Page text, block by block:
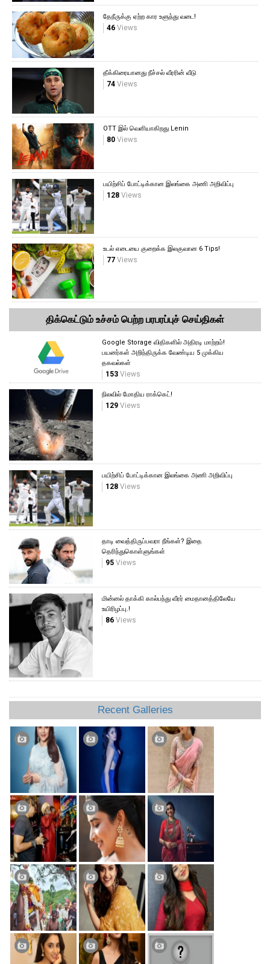
தேநீருக்கு ஏற்ற கார உளுந்து வடை!
46Views
தீக்கிரையானது நீச்சல் வீரரின் வீடு
74Views
OTT இல் வெளியாகிறது Lenin
80Views
பயிற்சிப் போட்டிக்கான இலங்கை அணி அறிவிப்பு
128Views
உடல் எடையை குறைக்க இலகுவான 6 Tips!
77Views
திக்கெட்டும் உச்சம் பெற்ற பரபரப்புச் செய்திகள்
Google Storage விதிகளில் அதிரடி மாற்றம்!
பயனர்கள் அறிந்திருக்க வேண்டிய 5 முக்கிய
தகவல்கள்
153 Views
நிலவில் மோதிய ராக்கெட்!
129 Views
பயிற்சிப் போட்டிக்கான இலங்கை அணி அறிவிப்பு
128 Views
தாடி வைத்திருப்பவரா நீங்கள்? இதை
தெரிந்துகொள்ளுங்கள்
95 Views
மின்னல் தாக்கி கால்பந்து வீரர் மைதானத்திலேயே
உயிரிழப்பு.!
86 Views
Recent Galleries